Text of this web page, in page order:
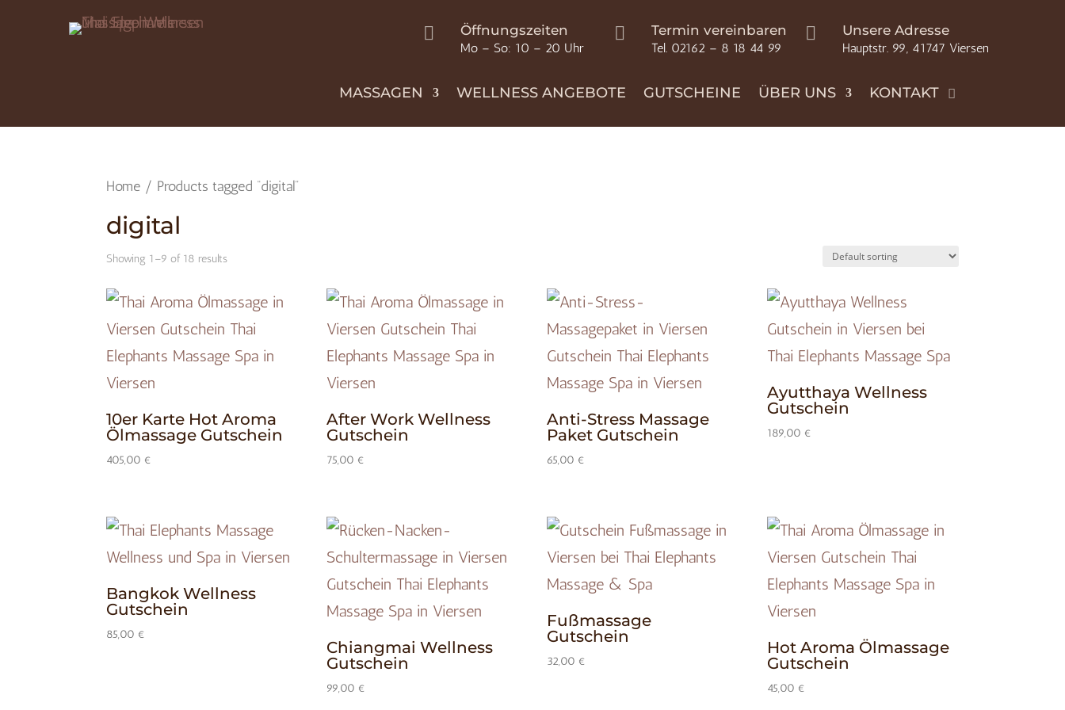
 Öffnungszeiten
Mo – So: 10 – 20 Uhr
 Termin vereinbaren
Tel. 02162 – 8 18 44 99
 Unsere Adresse
Hauptstr. 99, 41747 Viersen
MASSAGEN WELLNESS ANGEBOTE GUTSCHEINE ÜBER UNS KONTAKT
Home / Products tagged “digital”
digital
Showing 1–9 of 18 results
10er Karte Hot Aroma
Ölmassage Gutschein
405,00 €
After Work Wellness
Gutschein
75,00 €
Anti-Stress Massage
Paket Gutschein
65,00 €
Ayutthaya Wellness
Gutschein
189,00 €
Bangkok Wellness
Gutschein
85,00 €
Chiangmai Wellness
Gutschein
99,00 €
Fußmassage
Gutschein
32,00 €
Hot Aroma Ölmassage
Gutschein
45,00 €